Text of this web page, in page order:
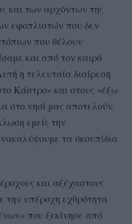
και των αρχόντων της
εφοπλιστών που δεν
που θέλουν
και από τον καιρό
η τελευταία διαίρεση
Κάστρο» και στους «έξω
στο νησί μας αποτελούν
εμείς την
τα σκουπίδια
και αξέχαστους
την υπέροχη εχθρότητα
που ξεκίνησε από